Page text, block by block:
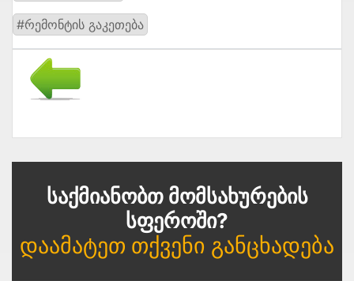
#რემონტის გაკეთება
Საქმიანობთ Მომსახურების
Სფეროში?
Დაამატეთ Თქვენი Განცხადება